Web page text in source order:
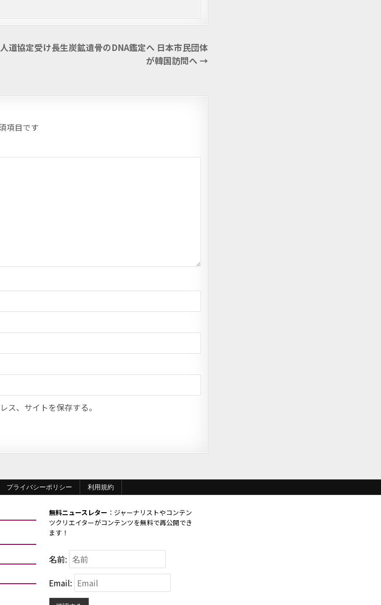
道協定受け長生炭鉱遺骨のDNA鑑定へ 日本市民団体
が韓国訪問へ →
項目です
ス、サイトを保存する。
プライバシーポリシー 利用規約
無料ニュースレター ：ジャーナリストやコンテン
ツクリエイターがコンテンツを無料で再公開でき
ます！
名前:
Email: